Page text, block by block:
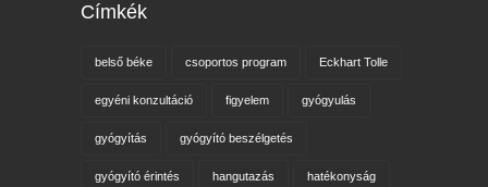
Címkék
belső béke csoportos program Eckhart Tolle
egyéni konzultáció figyelem gyógyulás
gyógyítás gyógyító beszélgetés
gyógyító érintés hangutazás hatékonyság